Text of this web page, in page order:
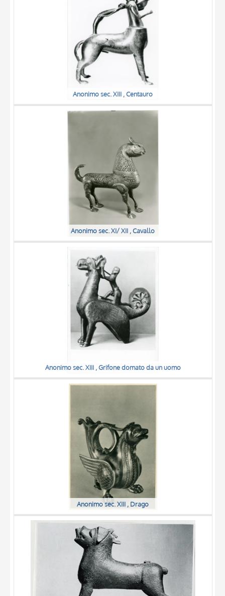
Anonimo sec. XIII , Centauro
Anonimo sec. XI/ XII , Cavallo
Anonimo sec. XIII , Grifone domato da un uomo
Anonimo sec. XIII , Drago